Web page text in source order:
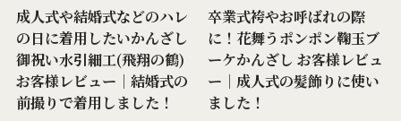
成人式や結婚式などのハレ
の日に着用したいかんざし
御祝い水引細工(飛翔の鶴)
お客様レビュー｜結婚式の
前撮りで着用しました！
卒業式袴やお呼ばれの際
に！花舞うポンポン鞠玉ブ
ーケかんざし お客様レビュ
ー｜成人式の髪飾りに使い
ました！